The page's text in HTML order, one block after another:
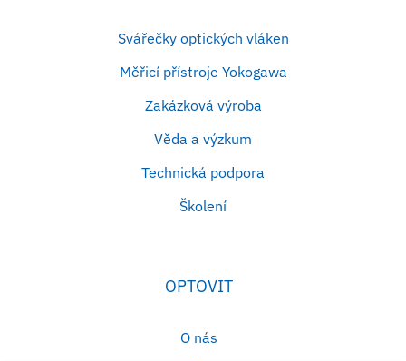
Svářečky optických vláken
Měřicí přístroje Yokogawa
Zakázková výroba
Věda a výzkum
Technická podpora
Školení
OPTOVIT
O nás